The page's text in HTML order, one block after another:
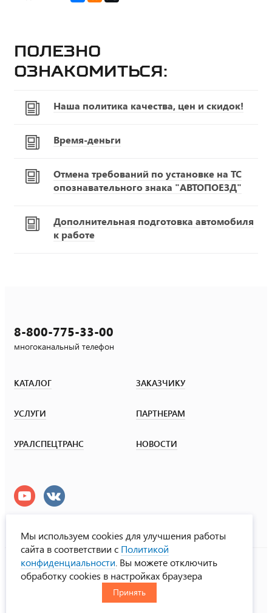
Полезно
ознакомиться:
Наша политика качества, цен и скидок!
Время-деньги
Отмена требований по установке на ТС
опознавательного знака "АВТОПОЕЗД"
Дополнительная подготовка автомобиля
к работе
8-800-775-33-00
многоканальный телефон
КАТАЛОГ ЗАКАЗЧИКУ
УСЛУГИ ПАРТНЕРАМ
УРАЛСПЕЦТРАНС НОВОСТИ
УралСпецТранс
© ООО «Урал СТ», 2000-2026
Политика конфиденциальности
CHN
Мы используем cookies для улучшения работы
сайта в соответствии с Политикой
конфиденциальности . Вы можете отключить
обработку cookies в настройках браузера
Принять